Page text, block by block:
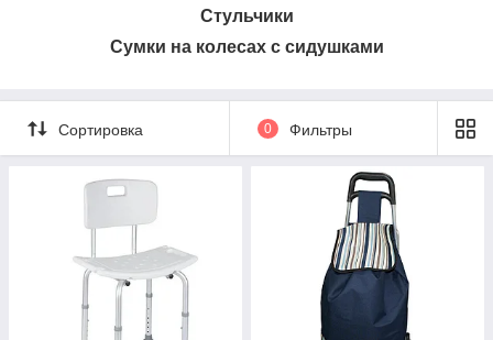
Стульчики
Сумки на колесах с сидушками
Сортировка 0 Фильтры